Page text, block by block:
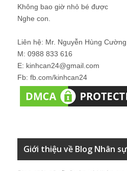
Không bao giờ nhỏ bé được
Nghe con.
Liên hệ: Mr. Nguyễn Hùng Cường
M: 0988 833 616
E: kinhcan24@gmail.com
Fb: fb.com/kinhcan24
Giới thiệu về Blog Nhân sự